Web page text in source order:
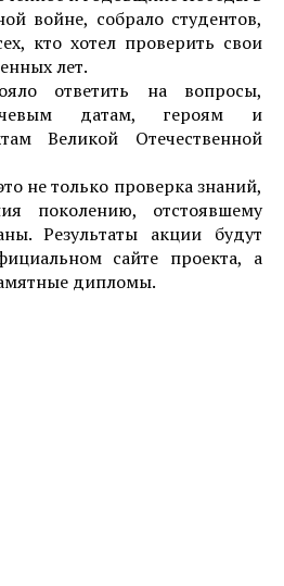
войне, собрало студентов,
кто хотел проверить свои
лет.
ответить на вопросы,
датам, героям и
Великой Отечественной
не только проверка знаний,
поколению, отстоявшему
Результаты акции будут
сайте проекта, а
дипломы.